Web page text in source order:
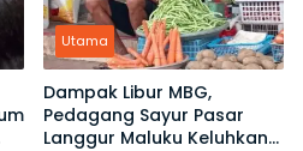
Utama
Dampak Libur MBG,
Pedagang Sayur Pasar
Langgur Maluku Keluhkan